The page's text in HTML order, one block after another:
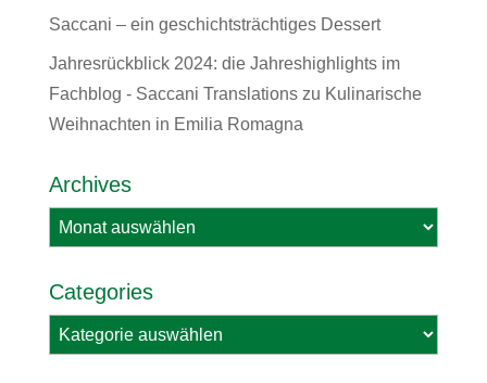
Saccani – ein geschichtsträchtiges Dessert
Jahresrückblick 2024: die Jahreshighlights im
Fachblog - Saccani Translationszu Kulinarische
Weihnachten in Emilia Romagna
Archives
Archives
Categories
Categories